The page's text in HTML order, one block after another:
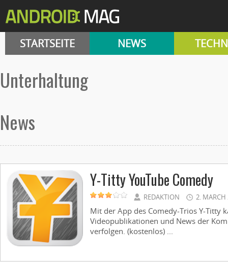
STARTSEITE NEWS
Unterhaltung
News
Y-Titty YouTube Comedy
REDAKTION 2. MARCH
Mit der App des Comedy-Trios Y-Titty
Videopublikationen und News der
verfolgen. (kostenlos) ...